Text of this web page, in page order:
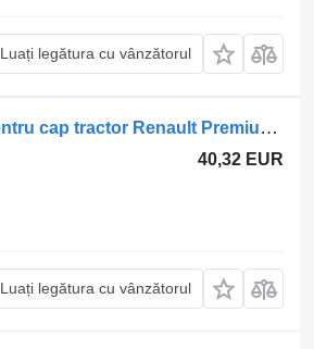
Luați legătura cu vânzătorul
Sisteme de încălzire Renault premium (01.96-) 25196346 pentru cap tractor Renault Premium, Premium 2 (1996-2014)
40,32 EUR
Luați legătura cu vânzătorul